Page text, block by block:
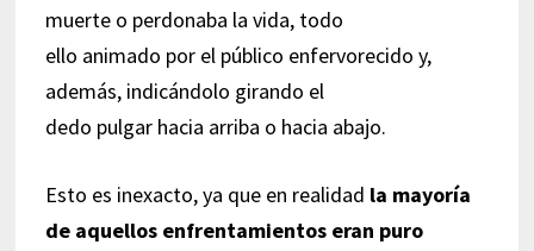
muerte o perdonaba la vida, todo
ello animado por el público enfervorecido y,
además, indicándolo girando el
dedo pulgar hacia arriba o hacia abajo.
Esto es inexacto, ya que en realidad la mayoría
de aquellos enfrentamientos eran puro